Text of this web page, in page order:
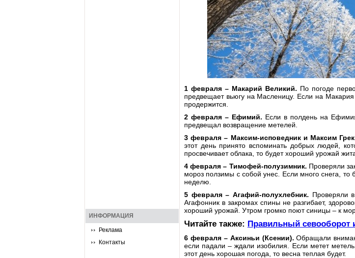
ИНФОРМАЦИЯ
Реклама
Контакты
1 февраля – Макарий Великий. По погоде
предвещает вьюгу на Масленицу. Если на
продержится.
2 февраля – Ефимий. Если в полдень на
предвещал возвращение метелей.
3 февраля – Максим-исповедник и Максим
этот день принято вспоминать добрых людей,
просвечивает облака, то будет хороший урожай
4 февраля – Тимофей-полузимник. Проверяли
мороз ползимы с собой унес. Если много снега,
неделю.
5 февраля – Агафий-полухлебник. Проверяли
Агафонник в закромах спины не разгибает,
хороший урожай. Утром громко поют синицы – к
Читайте также: Правильный севооборот
6 февраля – Аксиньи (Ксении). Обращали
если падали – ждали изобилия. Если метет
этот день хорошая погода, то весна теплая будет.